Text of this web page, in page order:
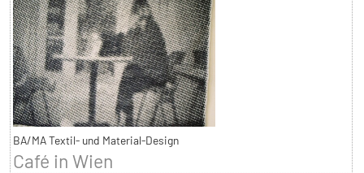
BA/MA Textil- und Material-Design
Café in Wien